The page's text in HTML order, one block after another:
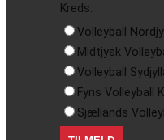
Kreds:
Volleyball
Midtjysk
Volleyball
Fyns Volleyball
Sjællands